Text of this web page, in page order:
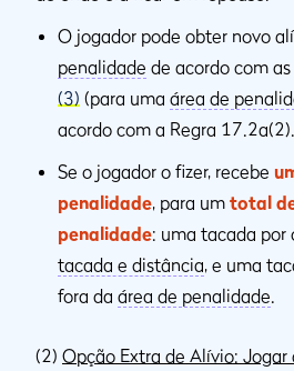
O jogador pode obter novo
penalidade de acordo com as
(3) (para uma área de
acordo com a Regra 17.2a(2).
Se o jogador o fizer, recebe
penalidade, para um total
penalidade: uma tacada por
tacada e distância, e uma
fora da área de penalidade
(2) Opção Extra de Alívio: